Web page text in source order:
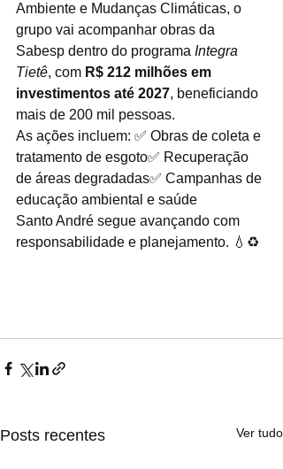
Ambiente e Mudanças Climáticas, o
grupo vai acompanhar obras da
Sabesp dentro do programa Integra
Tietê, com R$ 212 milhões em
investimentos até 2027, beneficiando
mais de 200 mil pessoas.
As ações incluem: ✅ Obras de coleta e
tratamento de esgoto✅ Recuperação
de áreas degradadas✅ Campanhas de
educação ambiental e saúde
Santo André segue avançando com
responsabilidade e planejamento. 💧♻️
Posts recentes Ver tudo